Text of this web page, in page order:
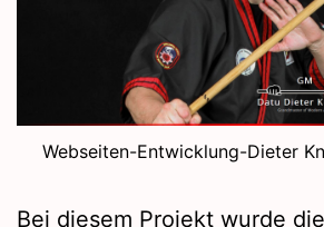
Webseiten-Entwicklung-Dieter
Bei diesem Projekt wurde die